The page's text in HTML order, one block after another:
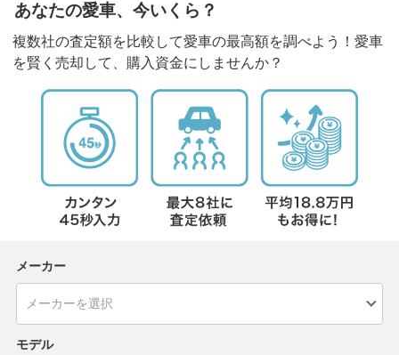
あなたの愛車、今いくら？
複数社の査定額を比較して愛車の最高額を調べよう！愛車
を賢く売却して、購入資金にしませんか？
メーカー
モデル